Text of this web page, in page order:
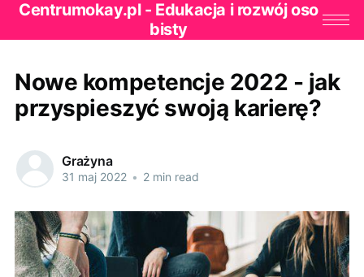
Centrumokay.pl - Edukacja i rozwój oso
bisty
Nowe kompetencje 2022 - jak
przyspieszyć swoją karierę?
Grażyna
31 maj 2022 • 2 min read